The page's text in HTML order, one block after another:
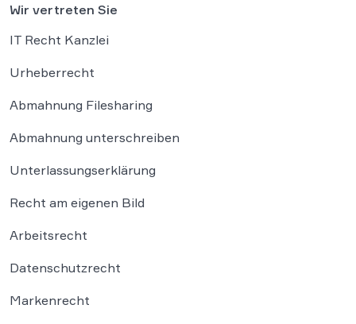
Wir vertreten Sie
IT Recht Kanzlei
Urheberrecht
Abmahnung Filesharing
Abmahnung unterschreiben
Unterlassungserklärung
Recht am eigenen Bild
Arbeitsrecht
Datenschutzrecht
Markenrecht